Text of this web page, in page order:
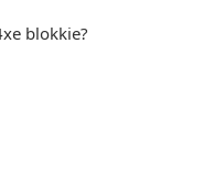
blokkie?